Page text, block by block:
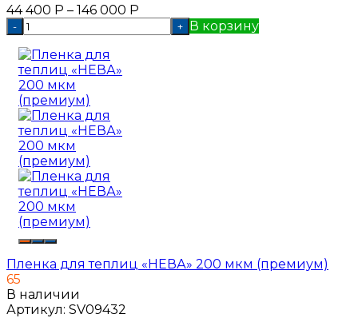
44 400 Р – 146 000 Р
- + В корзину
Пленка для теплиц «НЕВА» 200 мкм (премиум)
65
В наличии
Артикул: SV09432